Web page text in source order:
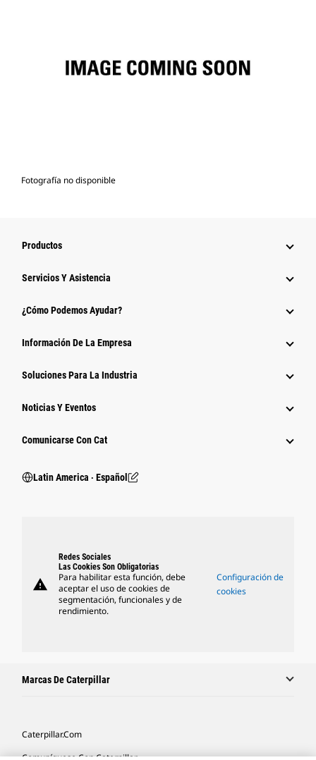
Fotografía no disponible
Productos
Servicios Y Asistencia
¿Cómo Podemos Ayudar?
Información De La Empresa
Soluciones Para La Industria
Noticias Y Eventos
Comunicarse Con Cat
Latin America ‧ Español
warning
Redes Sociales
Las Cookies Son Obligatorias
Para habilitar esta función, debe
aceptar el uso de cookies de
segmentación, funcionales y de
rendimiento.
Configuración de
cookies
Marcas De Caterpillar
Caterpillar.com
Comuníquese Con Caterpillar